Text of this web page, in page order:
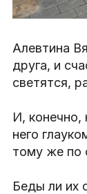
Алевтина
друга, и
светятся,
И, конечно,
него
тому же по
Беды ли их